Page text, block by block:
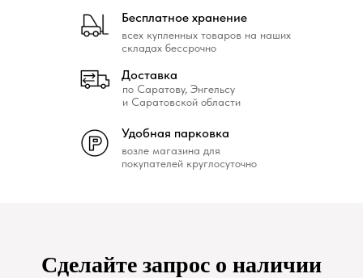
возле магазина для
покупателей круглосуточно
Удобная парковка
всех купленных товаров на наших
складах бессрочно
Бесплатное хранение
по Саратову, Энгельсу
и Саратовской области
Доставка
Сделайте запрос о наличии